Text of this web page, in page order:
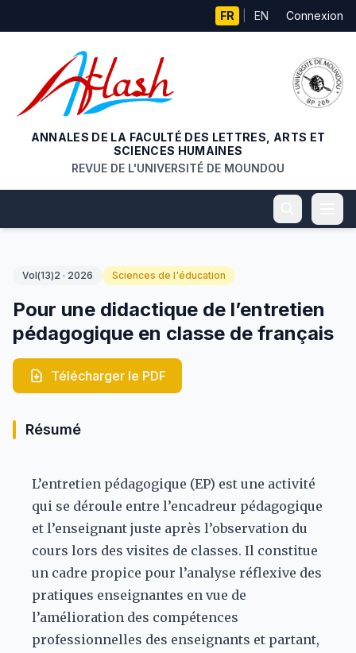
FR EN Connexion
ANNALES DE LA FACULTÉ DES LETTRES, ARTS ET
SCIENCES HUMAINES
REVUE DE L'UNIVERSITÉ DE MOUNDOU
Vol(13)2 · 2026 Sciences de l'éducation
Pour une didactique de l’entretien
pédagogique en classe de français
Télécharger le PDF
Résumé
L’entretien pédagogique (EP) est une activité
qui se déroule entre l’encadreur pédagogique
et l’enseignant juste après l’observation du
cours lors des visites de classes. Il constitue
un cadre propice pour l’analyse réflexive des
pratiques enseignantes en vue de
l’amélioration des compétences
professionnelles des enseignants et partant,